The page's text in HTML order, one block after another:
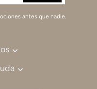
antes que nadie.